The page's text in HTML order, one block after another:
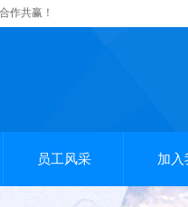
作共赢！
员工风采 加入